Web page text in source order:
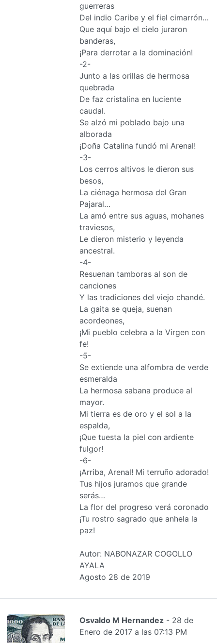
guerreras
Del indio Caribe y el fiel cimarrón…
Que aquí bajo el cielo juraron
banderas,
¡Para derrotar a la dominación!
-2-
Junto a las orillas de hermosa
quebrada
De faz cristalina en luciente
caudal.
Se alzó mi poblado bajo una
alborada
¡Doña Catalina fundó mi Arenal!
-3-
Los cerros altivos le dieron sus
besos,
La ciénaga hermosa del Gran
Pajaral…
La amó entre sus aguas, mohanes
traviesos,
Le dieron misterio y leyenda
ancestral.
-4-
Resuenan tamboras al son de
canciones
Y las tradiciones del viejo chandé.
La gaita se queja, suenan
acordeones,
¡Mi pueblo celebra a la Virgen con
fe!
-5-
Se extiende una alfombra de verde
esmeralda
La hermosa sabana produce al
mayor.
Mi tierra es de oro y el sol a la
espalda,
¡Que tuesta la piel con ardiente
fulgor!
-6-
¡Arriba, Arenal! Mi terruño adorado!
Tus hijos juramos que grande
serás…
La flor del progreso verá coronado
¡Tu rostro sagrado que anhela la
paz!
Autor: NABONAZAR COGOLLO
AYALA
Agosto 28 de 2019
Osvaldo M Hernandez - 28 de
Enero de 2017 a las 07:13 PM